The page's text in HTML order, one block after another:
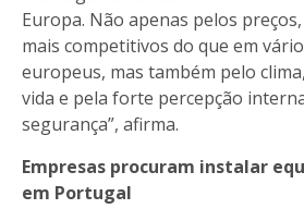
Europa. Não apenas pelos
mais competitivos do que em
europeus, mas também pelo
vida e pela forte percepção
segurança”, afirma.
Empresas procuram instalar
em Portugal